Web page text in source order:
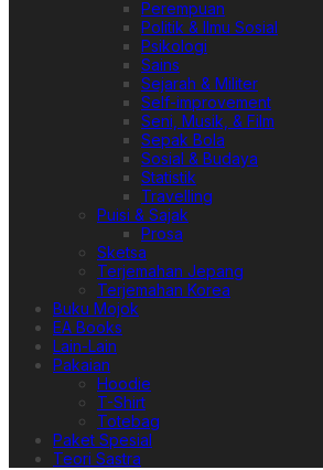
Perempuan
Politik & Ilmu Sosial
Psikologi
Sains
Sejarah & Militer
Self-improvement
Seni, Musik, & Film
Sepak Bola
Sosial & Budaya
Statistik
Travelling
Puisi & Sajak
Prosa
Sketsa
Terjemahan Jepang
Terjemahan Korea
Buku Mojok
EA Books
Lain-Lain
Pakaian
Hoodie
T-Shirt
Totebag
Paket Spesial
Teori Sastra